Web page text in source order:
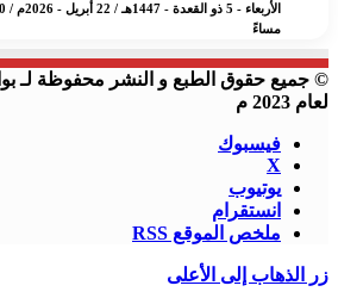
مساءً
© جميع حقوق الطبع و النشر محفوظة لـ
لعام 2023 م
فيسبوك
X
يوتيوب
انستقرام
ملخص الموقع RSS
زر الذهاب إلى الأعلى